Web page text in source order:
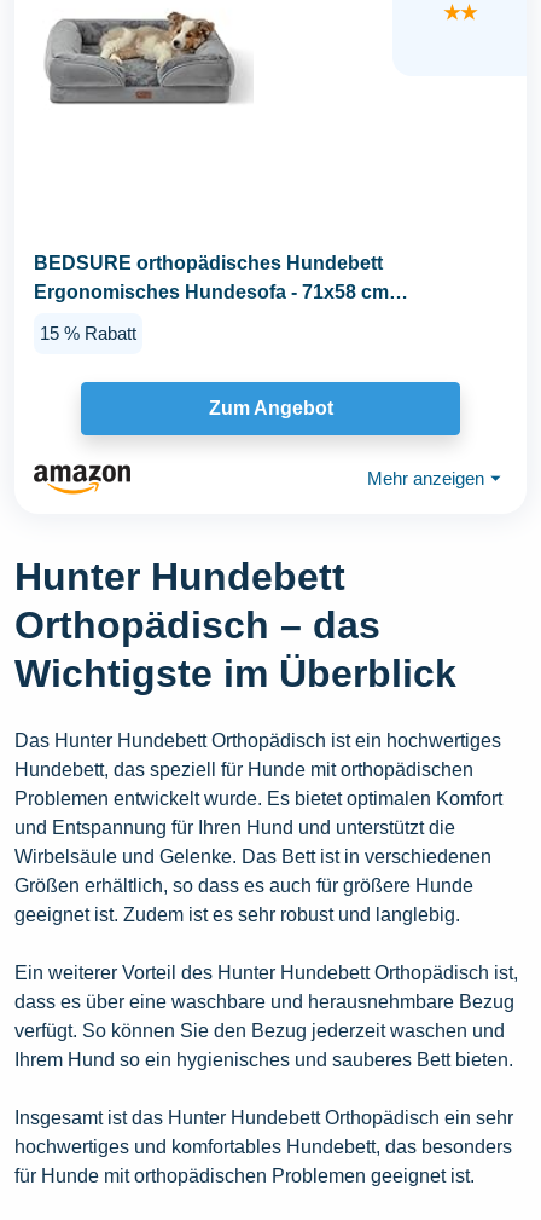
★★
BEDSURE orthopädisches Hundebett
Ergonomisches Hundesofa - 71x58 cm
15 % Rabatt
Zum Angebot
Mehr anzeigen ⏷
Hunter Hundebett
Orthopädisch – das
Wichtigste im Überblick
Das Hunter Hundebett Orthopädisch ist ein hochwertiges
Hundebett, das speziell für Hunde mit orthopädischen
Problemen entwickelt wurde. Es bietet optimalen Komfort
und Entspannung für Ihren Hund und unterstützt die
Wirbelsäule und Gelenke. Das Bett ist in verschiedenen
Größen erhältlich, so dass es auch für größere Hunde
geeignet ist. Zudem ist es sehr robust und langlebig.
Ein weiterer Vorteil des Hunter Hundebett Orthopädisch ist,
dass es über eine waschbare und herausnehmbare Bezug
verfügt. So können Sie den Bezug jederzeit waschen und
Ihrem Hund so ein hygienisches und sauberes Bett bieten.
Insgesamt ist das Hunter Hundebett Orthopädisch ein sehr
hochwertiges und komfortables Hundebett, das besonders
für Hunde mit orthopädischen Problemen geeignet ist.